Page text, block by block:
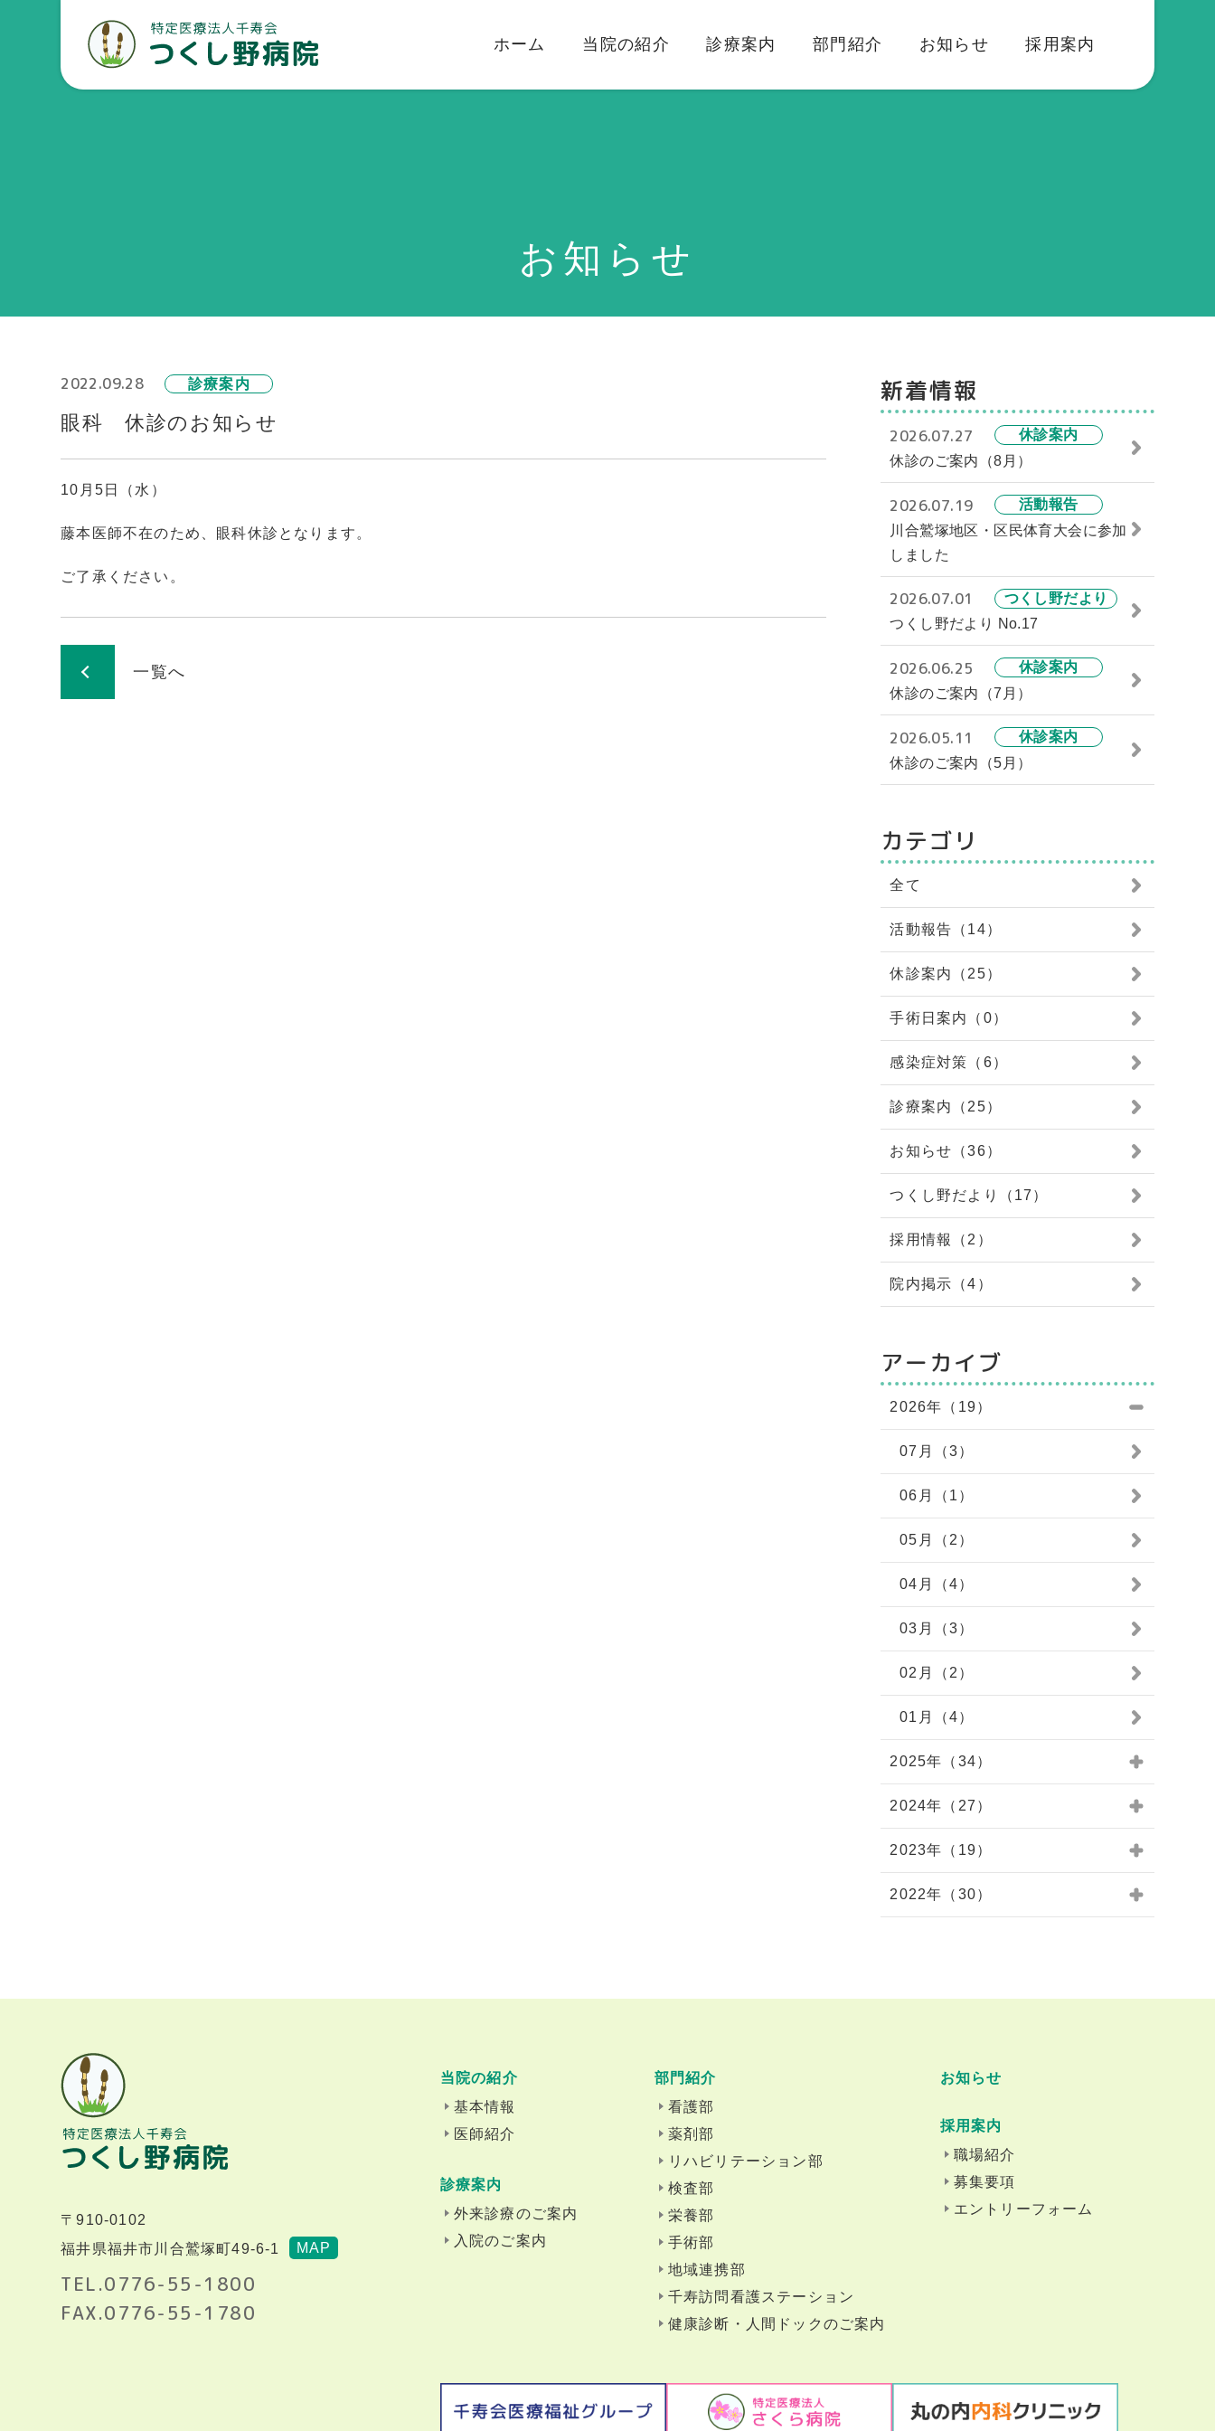
ホーム 当院の紹介 診療案内 部門紹介 お知らせ 採用案内
お知らせ
2022.09.28 診療案内
眼科 休診のお知らせ
10月5日（水）
藤本医師不在のため、眼科休診となります。
ご了承ください。
一覧へ
新着情報
2026.07.27
休診案内
休診のご案内（8月）
2026.07.19
活動報告
川合鷲塚地区・区民体育大会に参加
しました
2026.07.01
つくし野だより
つくし野だより No.17
2026.06.25
休診案内
休診のご案内（7月）
2026.05.11
休診案内
休診のご案内（5月）
カテゴリ
全て
活動報告（14）
休診案内（25）
手術日案内（0）
感染症対策（6）
診療案内（25）
お知らせ（36）
つくし野だより（17）
採用情報（2）
院内掲示（4）
アーカイブ
2026年（19）
07月（3）
06月（1）
05月（2）
04月（4）
03月（3）
02月（2）
01月（4）
2025年（34）
2024年（27）
2023年（19）
2022年（30）
〒910-0102
福井県福井市川合鷲塚町49-6-1
MAP
TEL.0776-55-1800
FAX.0776-55-1780
当院の紹介
基本情報
医師紹介
診療案内
外来診療のご案内
入院のご案内
部門紹介
看護部
薬剤部
リハビリテーション部
検査部
栄養部
手術部
地域連携部
千寿訪問看護ステーション
健康診断・人間ドックのご案内
お知らせ
採用案内
職場紹介
募集要項
エントリーフォーム